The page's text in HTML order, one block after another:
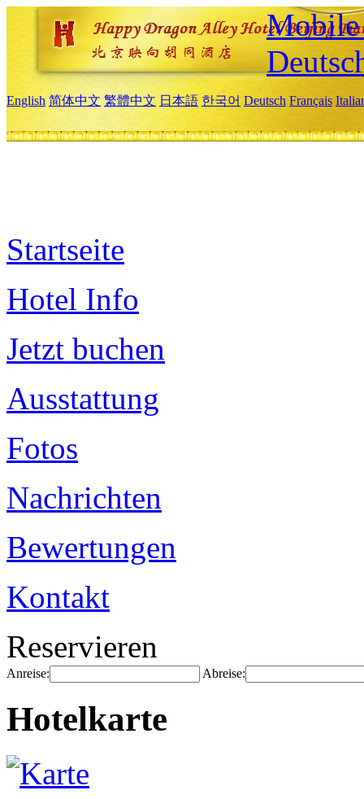
Mobile
English 简体中文 繁體中文 日本語 한국어 Deutsch Français
Startseite
Hotel Info
Jetzt buchen
Ausstattung
Fotos
Nachrichten
Bewertungen
Kontakt
Reservieren
Anreise: Abreise:
Hotelkarte